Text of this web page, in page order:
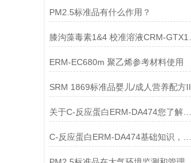
PM2.5标准品有什么作用？
ERM-EC680m 聚乙烯参考材料使用
SRM 1869标准品婴儿/成人营养配方II
关于C-反应蛋白ERM-DA474您了解多少？